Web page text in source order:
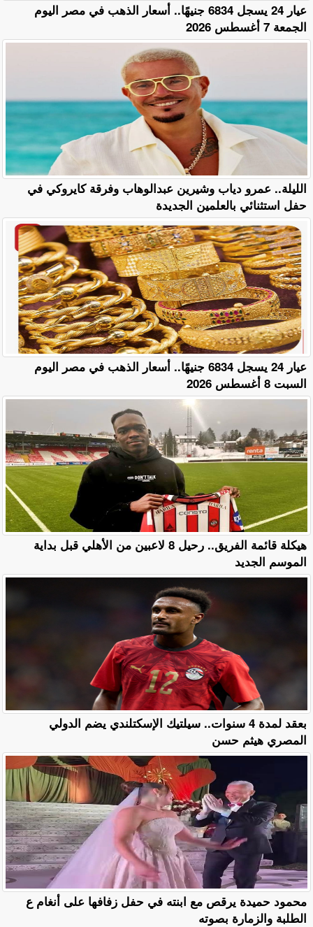
عيار 24 يسجل 6834 جنيهًا.. أسعار الذهب في مصر اليوم
الجمعة 7 أغسطس 2026
الليلة.. عمرو دياب وشيرين عبدالوهاب وفرقة كايروكي في
حفل استثنائي بالعلمين الجديدة
عيار 24 يسجل 6834 جنيهًا.. أسعار الذهب في مصر اليوم
السبت 8 أغسطس 2026
هيكلة قائمة الفريق.. رحيل 8 لاعبين من الأهلي قبل بداية
الموسم الجديد
بعقد لمدة 4 سنوات.. سيلتيك الإسكتلندي يضم الدولي
المصري هيثم حسن
محمود حميدة يرقص مع ابنته في حفل زفافها على أنغام ع
الطلبة والزمارة بصوته